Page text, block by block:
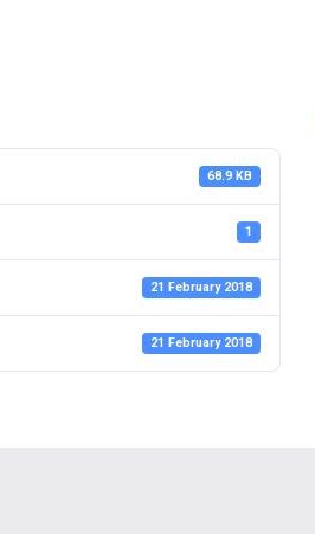
68.9 KB
1
21 February 2018
21 February 2018